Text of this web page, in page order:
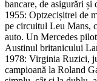
bancare, de asigurări și
1955: Optzecișitrei de
pe circuitul Leu Mans,
auto. Un Mercedes
Austinul britanicului
1978: Virginia Ruzici,
campioană la Roland